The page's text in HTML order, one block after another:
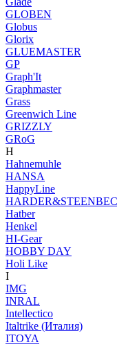
GLOBEN
Globus
Glorix
GLUEMASTER
GP
Graph'It
Graphmaster
Grass
Greenwich Line
GRIZZLY
GRoG
H
Hahnemuhle
HANSA
HappyLine
Hatber
Henkel
HI-Gear
HOBBY DAY
Holi Like
I
IMG
INRAL
Intellectico
Italtrike (Италия)
ITOYA